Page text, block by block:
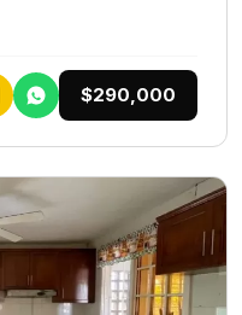
$290,000